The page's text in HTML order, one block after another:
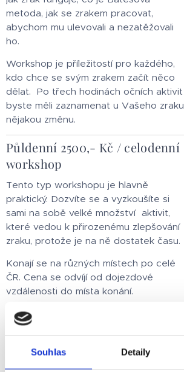
Souhlas Detaily
metoda, jak se zrakem pracovat,
abychom mu ulevovali a nezatěžovali
ho.
Workshop je příležitostí pro každého,
kdo chce se svým zrakem začít něco
dělat. Po třech hodinách očních aktivit
byste měli zaznamenat u Vašeho zraku
nějakou změnu.
Půldenní 2500,- Kč / celodenní
workshop
Tento typ workshopu je hlavně
praktický. Dozvíte se a vyzkoušíte si
sami na sobě velké množství aktivit,
které vedou k přirozenému zlepšování
zraku, protože je na ně dostatek času.
Konají se na různých místech po celé
ČR. Cena se odvíjí od dojezdové
vzdálenosti do místa konání.
Mohu Vám sestavit seminář na míru
podle Vašich potřeb a přání.
Workshop Oční jóga a trénink zraku je